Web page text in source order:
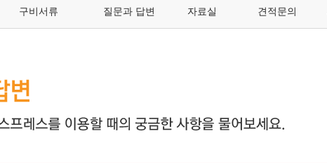
구비서류 질문과 답변 자료실 견적문의